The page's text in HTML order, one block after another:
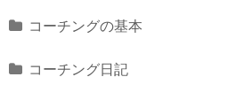
コーチングの基本
コーチング日記